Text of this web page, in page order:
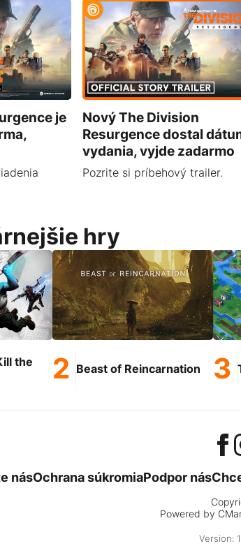
je
Nový The Division
Resurgence dostal
vydania, vyjde zadarmo
Pozrite si príbehový trailer.
hry
the
Beast of Reincarnation
násOchrana súkromiaPodpor nás
Powered by
Version: